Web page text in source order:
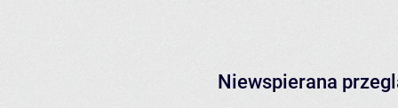
Niewspierana